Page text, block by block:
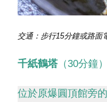
交通：步行15分鐘或路面
千紙鶴塔 （30分鐘）
位於原爆圓頂館旁